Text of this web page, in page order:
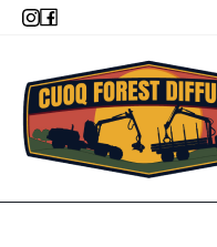
Aller
principal